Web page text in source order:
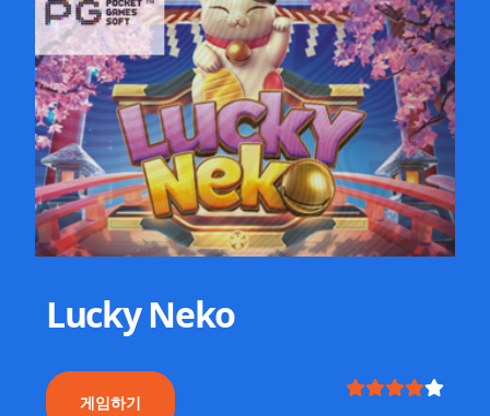
Lucky Neko
게임하기